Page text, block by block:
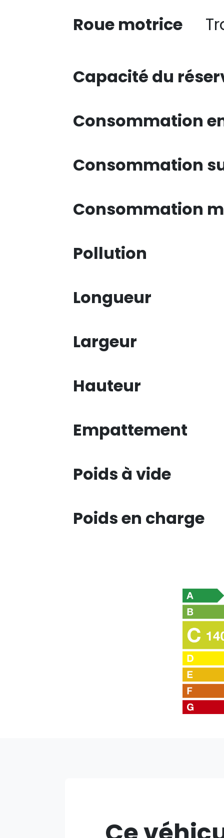
Roue motrice
Capacité du
Consommation
Consommation
Consommation
Pollution
Longueur
Largeur
Hauteur
Empattement
Poids à vide
Poids en charge